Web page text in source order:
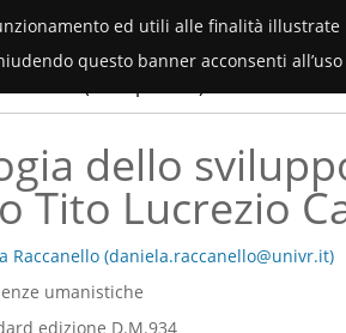
ed utili alle finalità
questo banner acconsenti all’uso
di Verona (piattaforma multi progetto)
Servizi
dello
Tito Lucrezio
Raccanello (daniela.raccanello@univr.it)
umanistiche
edizione D.M.934